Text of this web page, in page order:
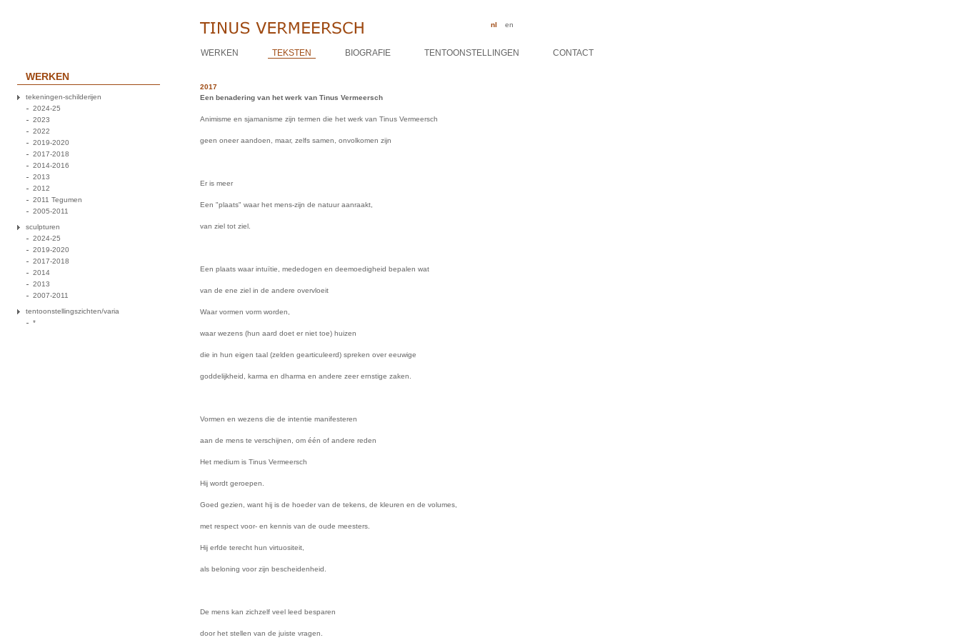
WERKEN TEKSTEN BIOGRAFIE TENTOONSTELLINGEN CONTACT
nl en
WERKEN
tekeningen-schilderijen
2024-25
2023
2022
2019-2020
2017-2018
2014-2016
2013
2012
2011 Tegumen
2005-2011
sculpturen
2024-25
2019-2020
2017-2018
2014
2013
2007-2011
tentoonstellingszichten/varia
*
2017
Een benadering van het werk van Tinus Vermeersch
Animisme en sjamanisme zijn termen die het werk van Tinus Vermeersch
geen oneer aandoen, maar, zelfs samen, onvolkomen zijn
Er is meer
Een "plaats" waar het mens-zijn de natuur aanraakt,
van ziel tot ziel.
Een plaats waar intuïtie, mededogen en deemoedigheid bepalen wat
van de ene ziel in de andere overvloeit
Waar vormen vorm worden,
waar wezens (hun aard doet er niet toe) huizen
die in hun eigen taal (zelden gearticuleerd) spreken over eeuwige
goddelijkheid, karma en dharma en andere zeer ernstige zaken.
Vormen en wezens die de intentie manifesteren
aan de mens te verschijnen, om één of andere reden
Het medium is Tinus Vermeersch
Hij wordt geroepen.
Goed gezien, want hij is de hoeder van de tekens, de kleuren en de volumes,
met respect voor- en kennis van de oude meesters.
Hij erfde terecht hun virtuositeit,
als beloning voor zijn bescheidenheid.
De mens kan zichzelf veel leed besparen
door het stellen van de juiste vragen.